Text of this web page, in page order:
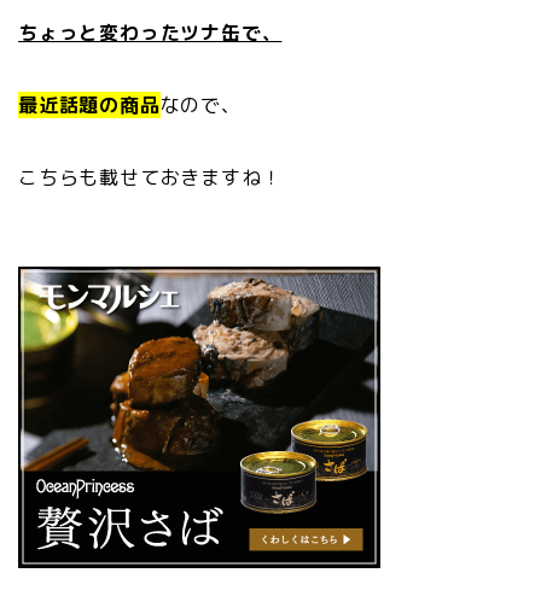
ちょっと変わったツナ缶で、
最近話題の商品なので、
こちらも載せておきますね！